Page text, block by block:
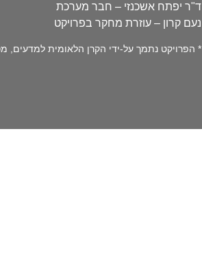
ד"ר יפתח אשכנזי – חבר מערכת
נעם קרון – עוזרת מחקר בפרויקט
* הפרויקט נתמך על-ידי הקרן הלאומית למדעים, מספר